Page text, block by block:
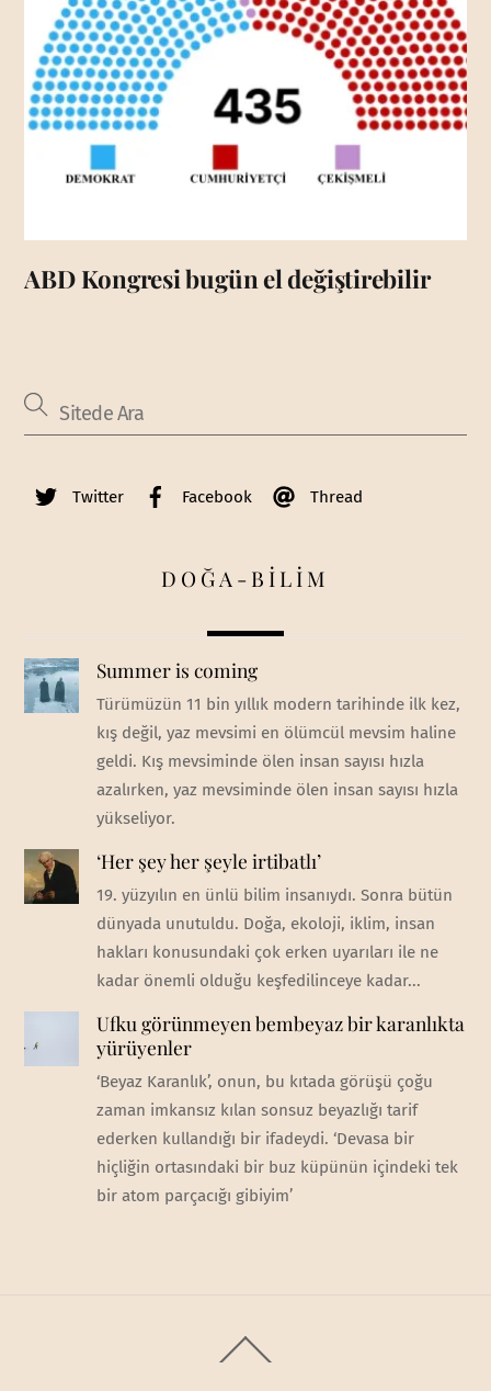
ABD Kongresi bugün el değiştirebilir
Twitter Facebook Thread
DOĞA-BİLİM
Summer is coming
Türümüzün 11 bin yıllık modern tarihinde ilk kez,
kış değil, yaz mevsimi en ölümcül mevsim haline
geldi. Kış mevsiminde ölen insan sayısı hızla
azalırken, yaz mevsiminde ölen insan sayısı hızla
yükseliyor.
‘Her şey her şeyle irtibatlı’
19. yüzyılın en ünlü bilim insanıydı. Sonra bütün
dünyada unutuldu. Doğa, ekoloji, iklim, insan
hakları konusundaki çok erken uyarıları ile ne
kadar önemli olduğu keşfedilinceye kadar...
Ufku görünmeyen bembeyaz bir karanlıkta
yürüyenler
‘Beyaz Karanlık’, onun, bu kıtada görüşü çoğu
zaman imkansız kılan sonsuz beyazlığı tarif
ederken kullandığı bir ifadeydi. ‘Devasa bir
hiçliğin ortasındaki bir buz küpünün içindeki tek
bir atom parçacığı gibiyim’
To